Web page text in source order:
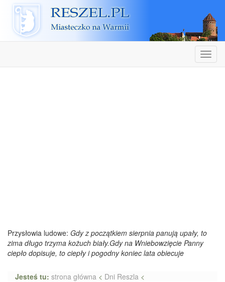
Reszel
Przysłowia ludowe: Gdy z początkiem sierpnia panują upały, to
zima długo trzyma kożuch biały.Gdy na Wniebowzięcie Panny
ciepło dopisuje, to ciepły i pogodny koniec lata obiecuje
Jesteś tu: strona główna < Dni Reszla <